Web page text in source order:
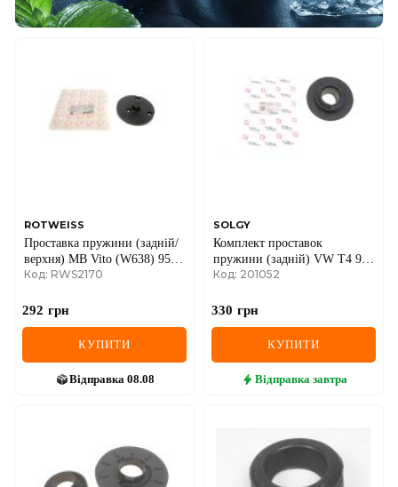
ROTWEISS
Проставка пружини (задній/
верхня) MB Vito (W638) 95-
03
Код: RWS2170
292 грн
КУПИТИ
Відправка 08.08
SOLGY
Комплект проставок
пружини (задній) VW Т4 91-
03 (верхня/нижня)
Код: 201052
330 грн
КУПИТИ
Відправка завтра